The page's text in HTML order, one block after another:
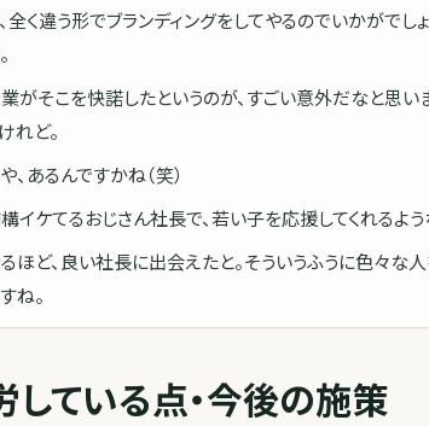
全く違う形でブランディングをしてやるのでいかがでし
がそこを快諾したというのが、すごい意外だなと思い
れど。
、あるんですかね（笑）
イケてるおじさん社長で、若い子を応援してくれるよ
ほど、良い社長に出会えたと。そういうふうに色々
ね。
している点・今後の施策